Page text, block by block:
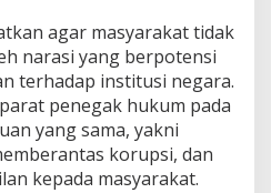
agar masyarakat tidak
narasi yang berpotensi
terhadap institusi negara.
penegak hukum pada
yang sama, yakni
korupsi, dan
kepada masyarakat.